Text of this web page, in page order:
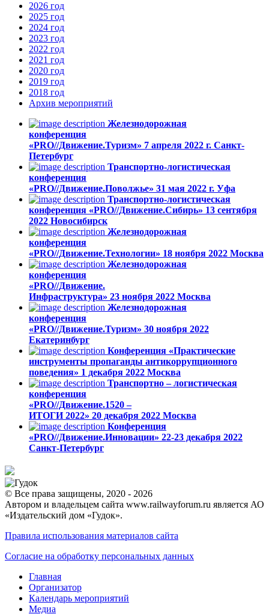
2026 год
2025 год
2024 год
2023 год
2022 год
2021 год
2020 год
2019 год
2018 год
Архив мероприятий
Железнодорожная
конференция
«PRO//Движение.Туризм» 7 апреля 2022 г. Санкт-
Петербург
Транспортно-логистическая
конференция
«PRO//Движение.Поволжье» 31 мая 2022 г. Уфа
Транспортно-логистическая
конференция «PRO//Движение.Сибирь» 13 cентября
2022 Новосибирск
Железнодорожная
конференция
«PRO//Движение.Технологии» 18 ноября 2022 Москва
Железнодорожная
конференция
«PRO//Движение.
Инфраструктура» 23 ноября 2022 Москва
Железнодорожная
конференция
«PRO//Движение.Туризм» 30 ноября 2022
Екатеринбург
Конференция «Практические
инструменты пропаганды антикоррупционного
поведения» 1 декабря 2022 Москва
Транспортно – логистическая
конференция
«PRO//Движение.1520 –
ИТОГИ 2022» 20 декабря 2022 Москва
Конференция
«PRO//Движение.Инновации» 22-23 декабря 2022
Санкт-Петербург
© Все права защищены, 2020 - 2026
Автором и владельцем сайта www.railwayforum.ru является АО
«Издательский дом «Гудок».
Правила использования материалов сайта
Согласие на обработку персональных данных
Главная
Организатор
Календарь мероприятий
Медиа